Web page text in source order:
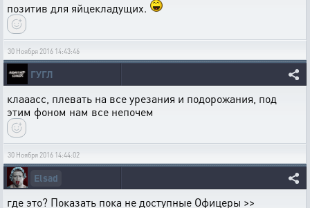
позитив для яйцекладущих.
30 Ноября 2016 14:43:46
ГУГЛ
клааасс, плевать на все урезания и подорожания, под
этим фоном нам все непочем
30 Ноября 2016 14:44:02
Elsad
где это? Показать пока не доступные Офицеры >>